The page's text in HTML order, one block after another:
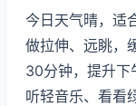
今日天气晴，适
做拉伸、远眺，
30分钟，提升下
听轻音乐、看看